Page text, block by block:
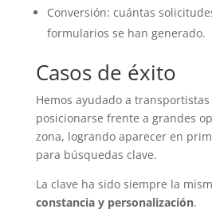
Conversión: cuántas
formularios se han generado.
Casos de éxito
Hemos ayudado a
posicionarse frente a grandes
zona, logrando aparecer en
para búsquedas clave.
La clave ha sido siempre la
constancia y personalización.